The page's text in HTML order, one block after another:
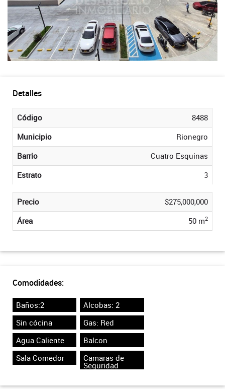
Detalles
Código
8488
Municipio
Rionegro
Barrio
Cuatro Esquinas
Estrato
3
Precio
$275,000,000
Área
50 m2
Comodidades:
Baños:2
Alcobas: 2
Sin cócina
Gas: Red
Agua Caliente
Balcon
Sala Comedor
Camaras de
Seguridad